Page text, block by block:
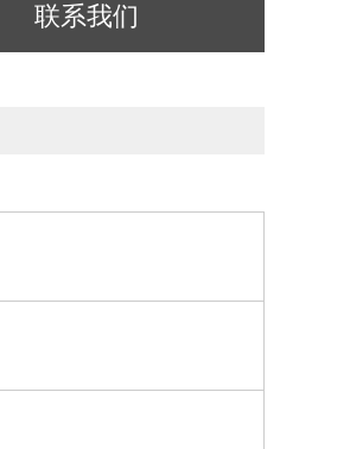
联系我们